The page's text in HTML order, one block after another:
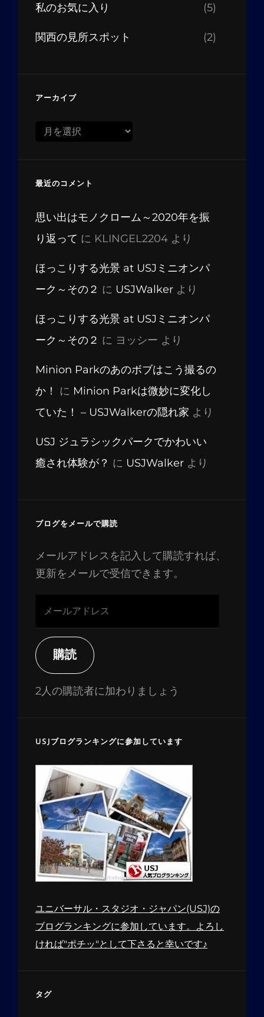
私のお気に入り (5)
関西の見所スポット (2)
アーカイブ
イ
最近のコメント
思い出はモノクローム～2020年を振
り返って に KLINGEL2204 より
ほっこりする光景 at USJミニオンパ
ーク～その２ に USJWalker より
ほっこりする光景 at USJミニオンパ
ーク～その２ に ヨッシー より
Minion Parkのあのボブはこう撮るの
か！
に Minion Parkは微妙に変化し
ていた！ – USJWalkerの隠れ家 より
USJ ジュラシックパークでかわいい
癒され体験が？ に USJWalker より
ブログをメールで購読
メールアドレスを記入して購読すれば、
更新をメールで受信できます。
ー
ア
ド
レ
購読
2人の購読者に加わりましょう
USJブログランキングに参加しています
ユニバーサル・スタジオ・ジャパン(USJ)の
ブログランキングに参加しています。よろし
ければ"ポチッ"として下さると幸いです♪
タグ